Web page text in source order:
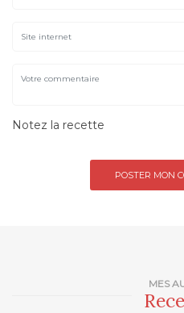
MES
Notez la recette